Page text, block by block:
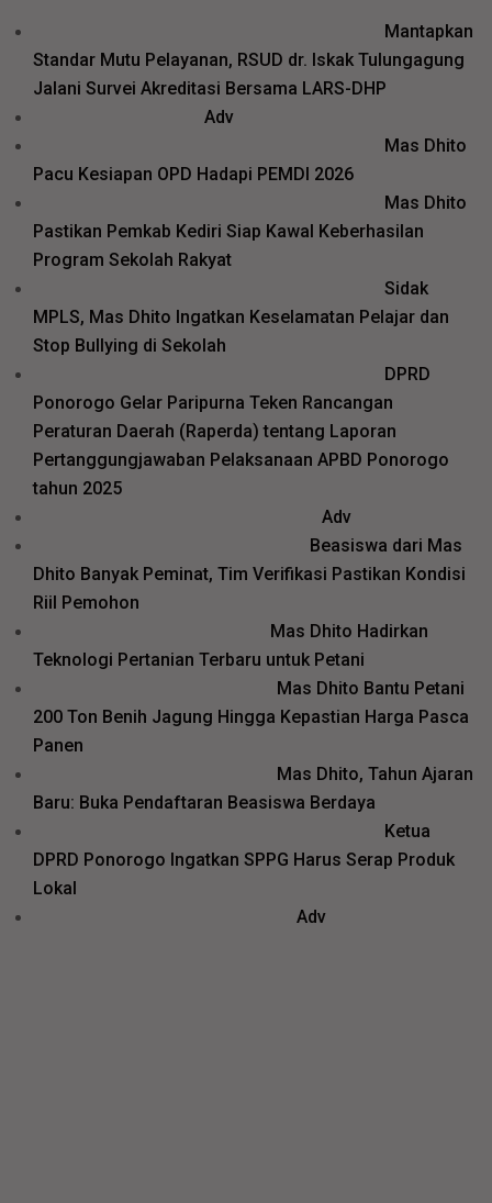
Mantapkan
Standar Mutu Pelayanan, RSUD dr. Iskak Tulungagung
Jalani Survei Akreditasi Bersama LARS-DHP
Adv
Mas Dhito
Pacu Kesiapan OPD Hadapi PEMDI 2026
Mas Dhito
Pastikan Pemkab Kediri Siap Kawal Keberhasilan
Program Sekolah Rakyat
Sidak
MPLS, Mas Dhito Ingatkan Keselamatan Pelajar dan
Stop Bullying di Sekolah
DPRD
Ponorogo Gelar Paripurna Teken Rancangan
Peraturan Daerah (Raperda) tentang Laporan
Pertanggungjawaban Pelaksanaan APBD Ponorogo
tahun 2025
Adv
Beasiswa dari Mas
Dhito Banyak Peminat, Tim Verifikasi Pastikan Kondisi
Riil Pemohon
Mas Dhito Hadirkan
Teknologi Pertanian Terbaru untuk Petani
Mas Dhito Bantu Petani
200 Ton Benih Jagung Hingga Kepastian Harga Pasca
Panen
Mas Dhito, Tahun Ajaran
Baru: Buka Pendaftaran Beasiswa Berdaya
Ketua
DPRD Ponorogo Ingatkan SPPG Harus Serap Produk
Lokal
Adv